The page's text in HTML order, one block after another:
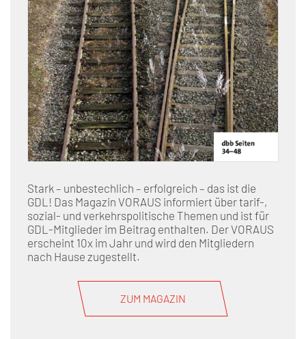
Stark – unbestechlich – erfolgreich – das ist die
GDL! Das Magazin VORAUS informiert über tarif-,
sozial- und verkehrspolitische Themen und ist für
GDL-Mitglieder im Beitrag enthalten. Der VORAUS
erscheint 10x im Jahr und wird den Mitgliedern
nach Hause zugestellt.
ZUM MAGAZIN